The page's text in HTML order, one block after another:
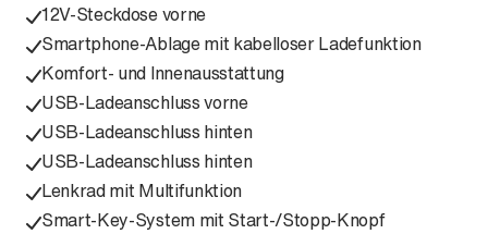
12V-Steckdose vorne
Smartphone-Ablage mit kabelloser Ladefunktion
Komfort- und Innenausstattung
USB-Ladeanschluss vorne
USB-Ladeanschluss hinten
USB-Ladeanschluss hinten
Lenkrad mit Multifunktion
Smart-Key-System mit Start-/Stopp-Knopf